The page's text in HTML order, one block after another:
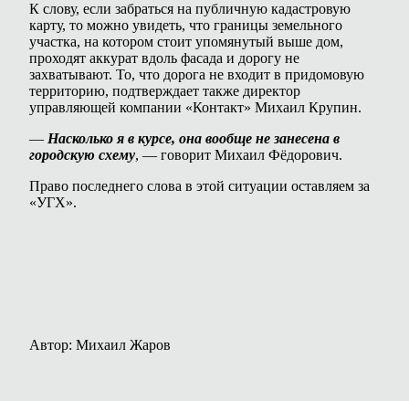
К слову, если забраться на публичную кадастровую
карту, то можно увидеть, что границы земельного
участка, на котором стоит упомянутый выше дом,
проходят аккурат вдоль фасада и дорогу не
захватывают. То, что дорога не входит в придомовую
территорию, подтверждает также директор
управляющей компании «Контакт» Михаил Крупин.
— Насколько я в курсе, она вообще не занесена в
городскую схему, — говорит Михаил Фёдорович.
Право последнего слова в этой ситуации оставляем за
«УГХ».
Автор: Михаил Жаров